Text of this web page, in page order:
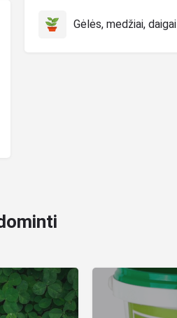
Gėlės, medžiai, daigai